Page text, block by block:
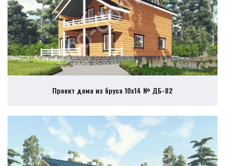
Проект дома из бруса 10х14 № ДБ-82